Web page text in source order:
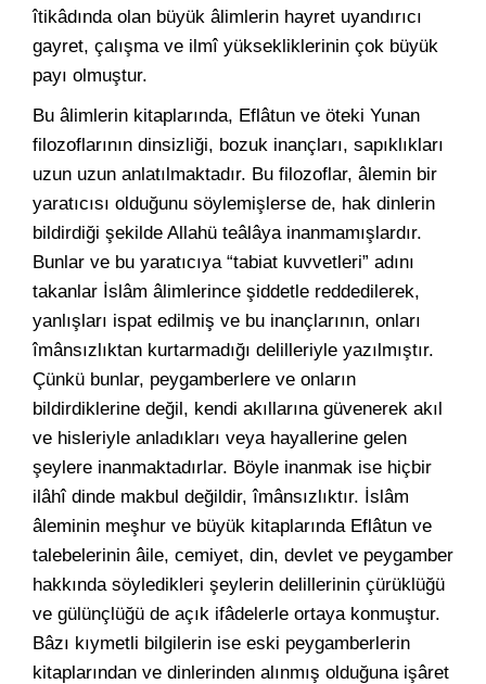
îtikâdında olan büyük âlimlerin hayret uyandırıcı
gayret, çalışma ve ilmî yüksekliklerinin çok büyük
payı olmuştur.
Bu âlimlerin kitaplarında, Eflâtun ve öteki Yunan
filozoflarının dinsizliği, bozuk inançları, sapıklıkları
uzun uzun anlatılmaktadır. Bu filozoflar, âlemin bir
yaratıcısı olduğunu söylemişlerse de, hak dinlerin
bildirdiği şekilde Allahü teâlâya inanmamışlardır.
Bunlar ve bu yaratıcıya “tabiat kuvvetleri” adını
takanlar İslâm âlimlerince şiddetle reddedilerek,
yanlışları ispat edilmiş ve bu inançlarının, onları
îmânsızlıktan kurtarmadığı delilleriyle yazılmıştır.
Çünkü bunlar, peygamberlere ve onların
bildirdiklerine değil, kendi akıllarına güvenerek akıl
ve hisleriyle anladıkları veya hayallerine gelen
şeylere inanmaktadırlar. Böyle inanmak ise hiçbir
ilâhî dinde makbul değildir, îmânsızlıktır. İslâm
âleminin meşhur ve büyük kitaplarında Eflâtun ve
talebelerinin âile, cemiyet, din, devlet ve peygamber
hakkında söyledikleri şeylerin delillerinin çürüklüğü
ve gülünçlüğü de açık ifâdelerle ortaya konmuştur.
Bâzı kıymetli bilgilerin ise eski peygamberlerin
kitaplarından ve dinlerinden alınmış olduğuna işâret